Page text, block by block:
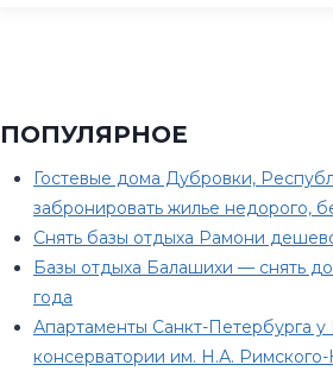
ПОПУЛЯРНОЕ
Гостевые дома Дубровки,
забронировать жилье недорого,
Снять базы отдыха Рамони
Базы отдыха Балашихи — снять
года
Апартаменты Санкт-Петербурга у
консерватории им. Н.А.